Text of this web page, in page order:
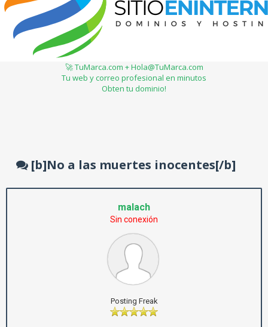
🚀 TuMarca.com + Hola@TuMarca.com
Tu web y correo profesional en minutos
Obten tu dominio!
[b]No a las muertes inocentes[/b]
malach
Sin conexión
Posting Freak